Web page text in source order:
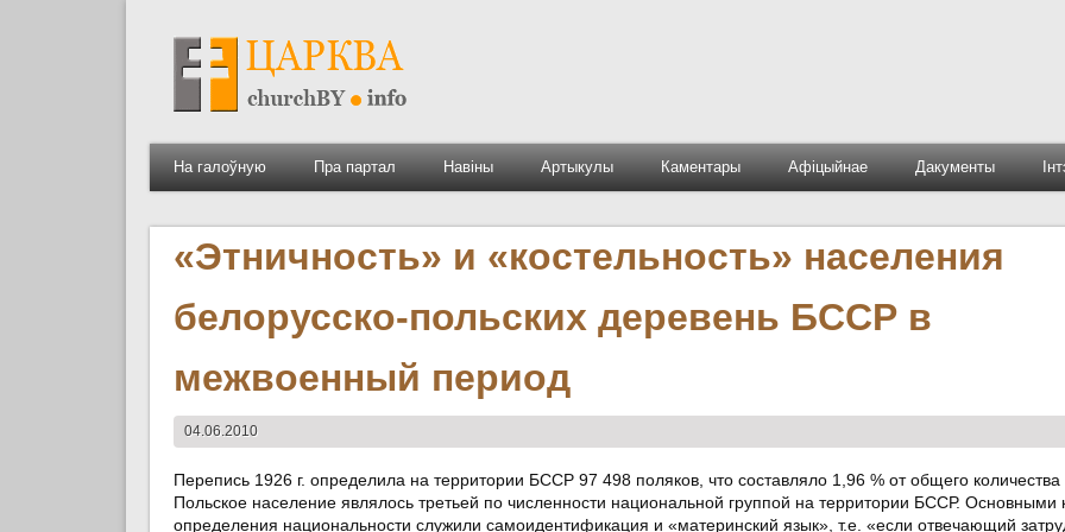
На галоўную Пра партал Навіны Артыкулы Каментары Афіцыйнае Дакументы
«Этничность» и «костельность» населения
белорусско-польских деревень БССР в
межвоенный период
04.06.2010
Перепись 1926 г. определила на территории БССР 97 498 поляков, что составляло 1,96 % от общего количества
Польское население являлось третьей по численности национальной группой на территории БССР. Основными
определения национальности служили самоидентификация и «материнский язык», т.е. «если отвечающий